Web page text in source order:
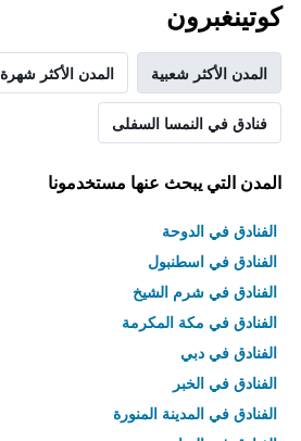
كوتينغبرون
المدن الأكثر شعبية المدن الأكثر شهرة
فنادق في النمسا السفلى
المدن التي يبحث عنها مستخدمونا
الفنادق في الدوحة
الفنادق في اسطنبول
الفنادق في شرم الشيخ
الفنادق في مكة المكرمة
الفنادق في دبي
الفنادق في الخبر
الفنادق في المدينة المنورة